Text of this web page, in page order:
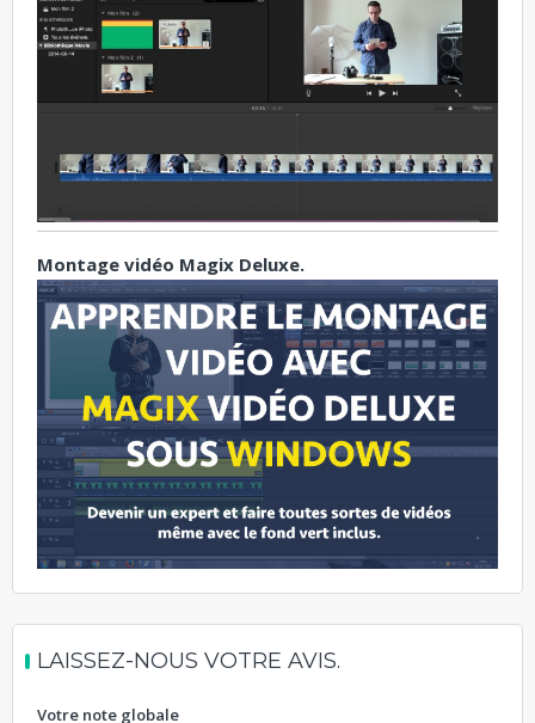
Montage vidéo Magix Deluxe.
LAISSEZ-NOUS VOTRE AVIS.
Votre note globale